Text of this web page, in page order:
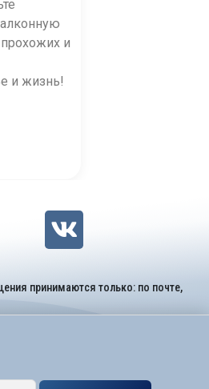
и
и жизнь!
принимаются только: по почте,